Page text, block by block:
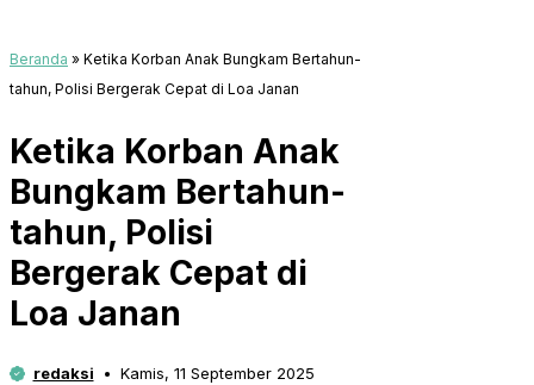
Beranda » Ketika Korban Anak Bungkam Bertahun-
tahun, Polisi Bergerak Cepat di Loa Janan
Ketika Korban Anak
Bungkam Bertahun-
tahun, Polisi
Bergerak Cepat di
Loa Janan
redaksi Kamis, 11 September 2025